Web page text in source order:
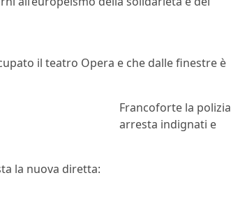
il teatro Opera e che dalle finestre è
Francoforte la polizia
arresta indignati e
la nuova diretta: